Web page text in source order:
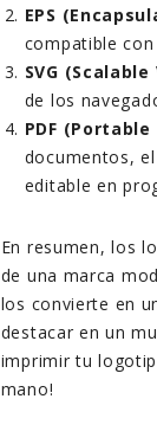
EPS
compatible
SVG
de los
PDF
documentos,
editable en
En resumen, los
de una marca
los convierte en
destacar en un
imprimir tu
mano!